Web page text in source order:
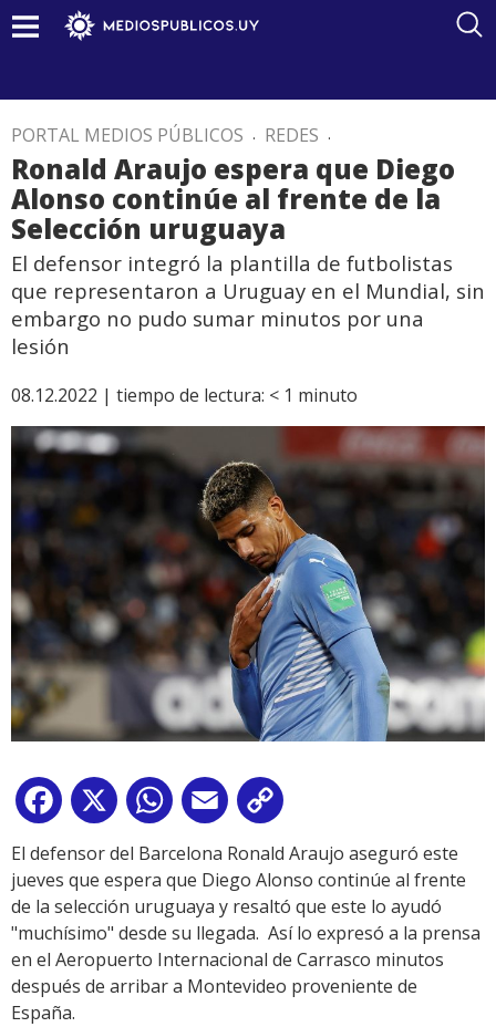
PORTAL MEDIOS PÚBLICOS . REDES .
Ronald Araujo espera que Diego
Alonso continúe al frente de la
Selección uruguaya
El defensor integró la plantilla de futbolistas
que representaron a Uruguay en el Mundial, sin
embargo no pudo sumar minutos por una
lesión
08.12.2022 | tiempo de lectura: < 1 minuto
Facebook
X WhatsApp
Email
Link
El defensor del Barcelona Ronald Araujo aseguró este
jueves que espera que Diego Alonso continúe al frente
de la selección uruguaya y resaltó que este lo ayudó
"muchísimo" desde su llegada. Así lo expresó a la prensa
en el Aeropuerto Internacional de Carrasco minutos
después de arribar a Montevideo proveniente de
España.